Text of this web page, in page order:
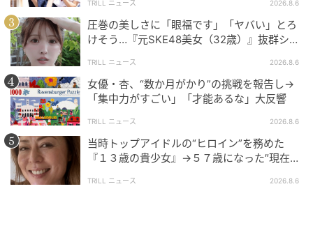
TRILL ニュース 2026.8.6
圧巻の美しさに「眼福です」「ヤバい」とろ
けそう…『元SKE48美女（32歳）』抜群ショ
TRILL ニュース 2026.8.6
女優・杏、“数か月がかり”の挑戦を報告し→
「集中力がすごい」「才能あるな」大反響
TRILL ニュース 2026.8.6
当時トップアイドルの“ヒロイン”を務めた
『１３歳の貴少女』→５７歳になった″現在の
TRILL ニュース 2026.8.6